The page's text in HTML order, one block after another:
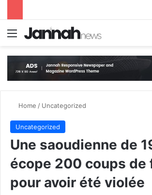
Menu
Home / Uncategorized
Uncategorized
Une saoudienne de
écope 200 coups de
pour avoir été violée